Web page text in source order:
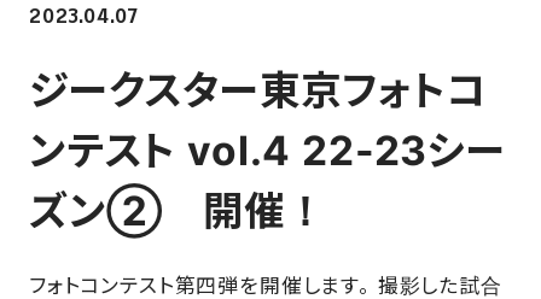
チケット購入方法
各座席について
観戦ガイド
FAN CLUB
2023.04.07
ジークスター東京フォトコ
ンテスト vol.4 22-23シー
ズン② 開催！
フォトコンテスト第四弾を開催します。 撮影した試合